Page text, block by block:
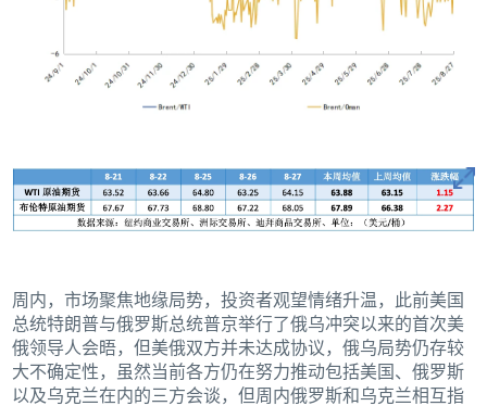
周内，市场聚焦地缘局势，投资者观望情绪升温，此前美国
总统特朗普与俄罗斯总统普京举行了俄乌冲突以来的首次美
俄领导人会晤，但美俄双方并未达成协议，俄乌局势仍存较
大不确定性，虽然当前各方仍在努力推动包括美国、俄罗斯
以及乌克兰在内的三方会谈，但周内俄罗斯和乌克兰相互指